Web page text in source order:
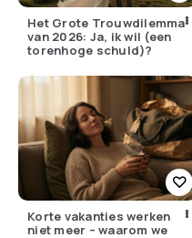
Het Grote Trouwdilemma
van 2026: Ja, ik wil (een
torenhoge schuld)?
Korte vakanties werken
niet meer – waarom we